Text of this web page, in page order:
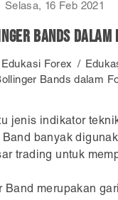
Selasa, 16 Feb 2021
Bands dalam
Edukasi Forex
Bands dalam
jenis indikator
banyak
trading untuk
Band merupakan